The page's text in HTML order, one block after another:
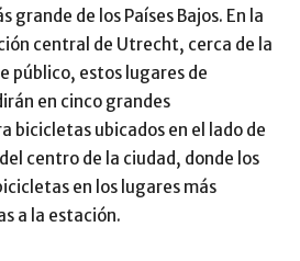
grande de los Países Bajos. En la
central de Utrecht, cerca de la
público, estos lugares de
en cinco grandes
bicicletas ubicados en el lado de
centro de la ciudad, donde los
en los lugares más
a la estación.